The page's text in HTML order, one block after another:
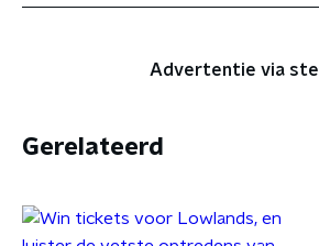
Advertentie via
Gerelateerd